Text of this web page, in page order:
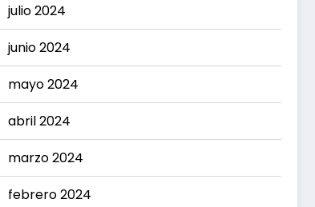
julio 2024
junio 2024
mayo 2024
abril 2024
marzo 2024
febrero 2024